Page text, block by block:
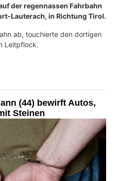
der regennassen Fahrbahn
Lauterach, in Richtung Tirol.
ab, touchierte den dortigen
Leitpflock.
(44) bewirft Autos,
Steinen